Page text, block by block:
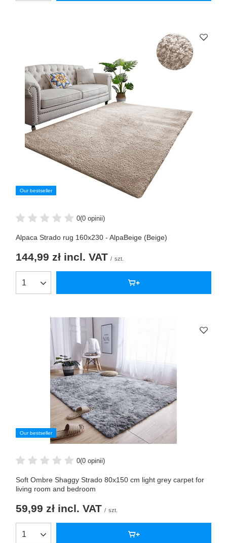
Our bestseller
0(0 opinii)
Alpaca Strado rug 160x230 - AlpaBeige (Beige)
144,99 zł incl. VAT / szt.
Our bestseller
0(0 opinii)
Soft Ombre Shaggy Strado 80x150 cm light grey carpet for
living room and bedroom
59,99 zł incl. VAT / szt.